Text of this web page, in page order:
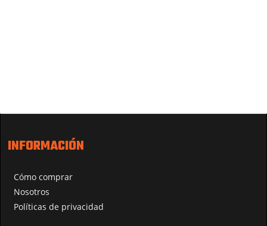
INFORMACIÓN
Cómo comprar
Nosotros
Políticas de privacidad